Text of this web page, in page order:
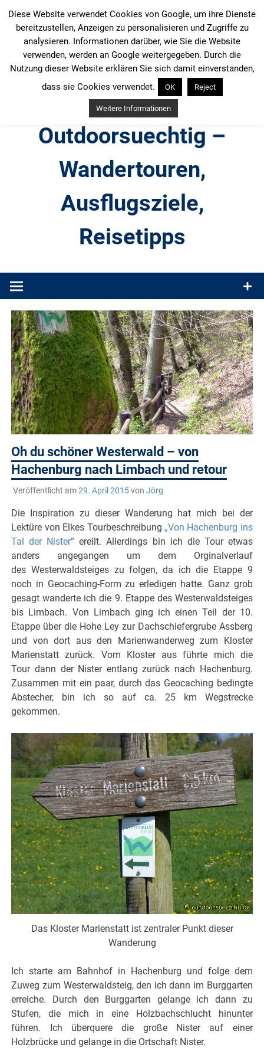
Inhalt
springen
Outdoorsuechtig –
Wandertouren,
Ausflugsziele,
Reisetipps
Produkttests und Buchrezensionen. Ein Blog für alle, die gern
Oh du schöner Westerwald – von
Hachenburg nach Limbach und retour
Veröffentlicht am29. April 2015von Jörg
Die Inspiration zu dieser Wanderung hat mich bei der
Lektüre von Elkes Tourbeschreibung „Von Hachenburg ins
Tal der Nister“ ereilt. Allerdings bin ich die Tour etwas
anders angegangen um dem Orginalverlauf
des Westerwaldsteiges zu folgen, da ich die Etappe 9
noch in Geocaching-Form zu erledigen hatte. Ganz grob
gesagt wanderte ich die 9. Etappe des Westerwaldsteiges
bis Limbach. Von Limbach ging ich einen Teil der 10.
Etappe über die Hohe Ley zur Dachschiefergrube Assberg
und von dort aus den Marienwanderweg zum Kloster
Marienstatt zurück. Vom Kloster aus führte mich die
Tour dann der Nister entlang zurück nach Hachenburg.
Zusammen mit ein paar, durch das Geocaching bedingte
Abstecher, bin ich so auf ca. 25 km Wegstrecke
gekommen.
Das Kloster Marienstatt ist zentraler Punkt dieser
Wanderung
Ich starte am Bahnhof in Hachenburg und folge dem
Zuweg zum Westerwaldsteig, den ich dann im Burggarten
erreiche. Durch den Burggarten gelange ich dann zu
Stufen, die mich in eine Holzbachschlucht hinunter
führen. Ich überquere die große Nister auf einer
Holzbrücke und gelange in die Ortschaft Nister.
Diese Website verwendet Cookies von Google, um ihre Dienste
bereitzustellen, Anzeigen zu personalisieren und Zugriffe zu
analysieren. Informationen darüber, wie Sie die Website
verwenden, werden an Google weitergegeben. Durch die
Nutzung dieser Website erklären Sie sich damit einverstanden,
dass sie Cookies verwendet.
OK Reject
Weitere Informationen